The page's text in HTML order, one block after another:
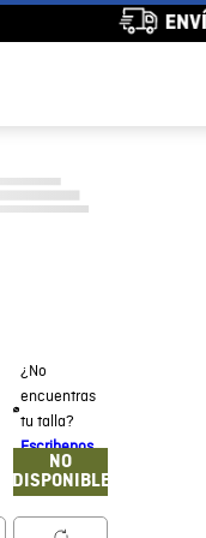
¿No
encuentras
tu talla?
Escribenos
NO
DISPONIBLE